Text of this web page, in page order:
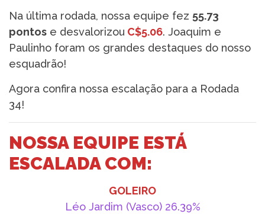
Na última rodada, nossa equipe fez 55.73
pontos e desvalorizou C$5.06. Joaquim e
Paulinho foram os grandes destaques do nosso
esquadrão!
Agora confira nossa escalação para a Rodada
34!
NOSSA EQUIPE ESTÁ
ESCALADA COM:
GOLEIRO
Léo Jardim (Vasco) 26.39%